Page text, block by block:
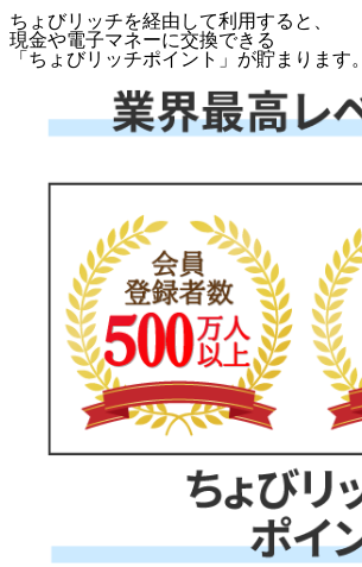
ちょびリッチを経由して利用すると、
現金や電子マネーに交換できる
「 ちょびリッチポイント 」が貯まります。